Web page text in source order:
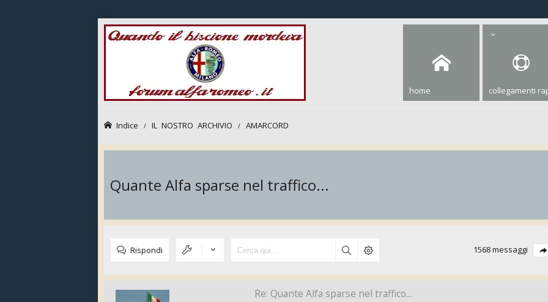
home collegamenti
Indice IL NOSTRO ARCHIVIO AMARCORD
Quante Alfa sparse nel traffico...
Rispondi 1568 messaggi
Re: Quante Alfa sparse nel traffico...